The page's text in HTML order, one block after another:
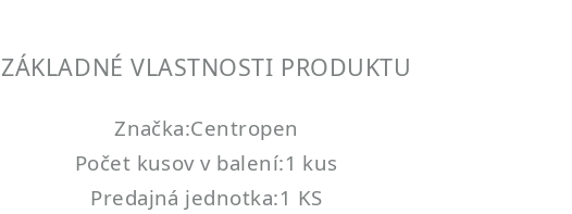
ZÁKLADNÉ VLASTNOSTI PRODUKTU
Značka:Centropen
Počet kusov v balení:1 kus
Predajná jednotka:1 KS